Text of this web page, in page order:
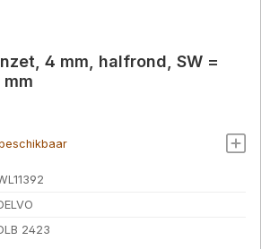
4 mm, halfrond, SW =
2423